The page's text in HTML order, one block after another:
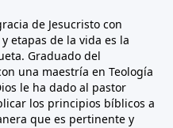
de Jesucristo con
etapas de la vida es la
Graduado del
una maestría en Teología
le ha dado al pastor
los principios bíblicos a
que es pertinente y